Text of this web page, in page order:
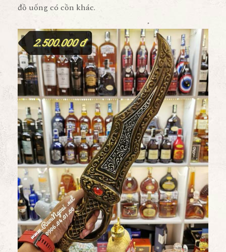
đồ uống có cồn khác.